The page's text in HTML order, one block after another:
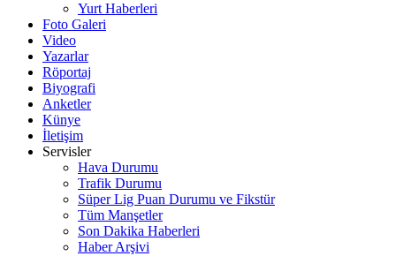
Yurt Haberleri
Foto Galeri
Video
Yazarlar
Röportaj
Biyografi
Anketler
Künye
İletişim
Servisler
Hava Durumu
Trafik Durumu
Süper Lig Puan Durumu ve Fikstür
Tüm Manşetler
Son Dakika Haberleri
Haber Arşivi